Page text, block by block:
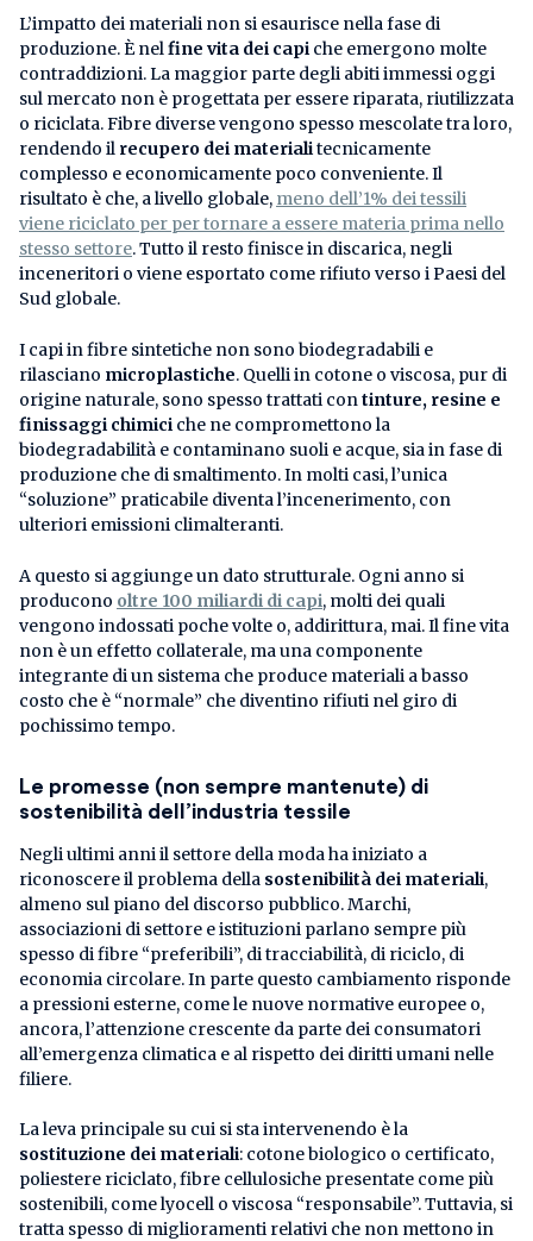
L’impatto dei materiali non si esaurisce nella fase di
produzione. È nel fine vita dei capi che emergono molte
contraddizioni. La maggior parte degli abiti immessi oggi
sul mercato non è progettata per essere riparata, riutilizzata
o riciclata. Fibre diverse vengono spesso mescolate tra loro,
rendendo il recupero dei materialitecnicamente
complesso e economicamente poco conveniente. Il
risultato è che, a livello globale, meno dell’1% dei tessili
viene riciclato per per tornare a essere materia prima nello
stesso settore. Tutto il resto finisce in discarica, negli
inceneritori o viene esportato come rifiuto verso i Paesi del
Sud globale.
I capi in fibre sintetiche non sono biodegradabili e
rilasciano microplastiche. Quelli in cotone o viscosa, pur di
origine naturale, sono spesso trattati con tinture, resine e
finissaggi chimici che ne compromettono la
biodegradabilità e contaminano suoli e acque, sia in fase di
produzione che di smaltimento. In molti casi, l’unica
“soluzione” praticabile diventa l’incenerimento, con
ulteriori emissioni climalteranti.
A questo si aggiunge un dato strutturale. Ogni anno si
producono oltre 100 miliardi di capi, molti dei quali
vengono indossati poche volte o, addirittura, mai. Il fine vita
non è un effetto collaterale, ma una componente
integrante di un sistema che produce materiali a basso
costo che è “normale” che diventino rifiuti nel giro di
pochissimo tempo.
Le promesse (non sempre mantenute) di
sostenibilità dell’industria tessile
Negli ultimi anni il settore della moda ha iniziato a
riconoscere il problema della sostenibilità dei materiali,
almeno sul piano del discorso pubblico. Marchi,
associazioni di settore e istituzioni parlano sempre più
spesso di fibre “preferibili”, di tracciabilità, di riciclo, di
economia circolare. In parte questo cambiamento risponde
a pressioni esterne, come le nuove normative europee o,
ancora, l’attenzione crescente da parte dei consumatori
all’emergenza climatica e al rispetto dei diritti umani nelle
filiere.
La leva principale su cui si sta intervenendo è la
sostituzione dei materiali: cotone biologico o certificato,
poliestere riciclato, fibre cellulosiche presentate come più
sostenibili, come lyocell o viscosa “responsabile”. Tuttavia, si
tratta spesso di miglioramenti relativi che non mettono in